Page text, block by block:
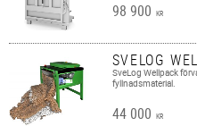
98 900 KR
SVELOG
SveLog Wellpack
fyllnadsmaterial.
44 000 KR